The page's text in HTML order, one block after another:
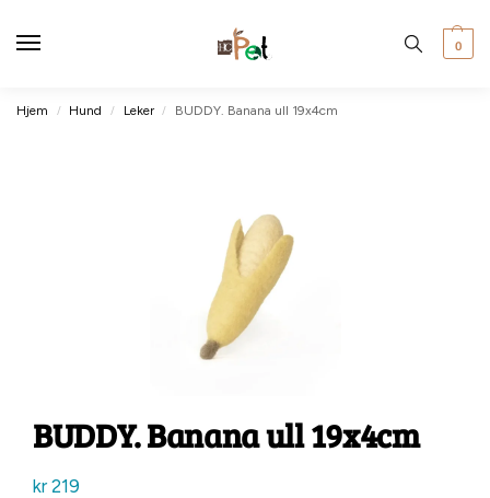
0
Hjem / Hund / Leker / BUDDY. Banana ull 19x4cm
BUDDY. Banana ull 19x4cm
kr219